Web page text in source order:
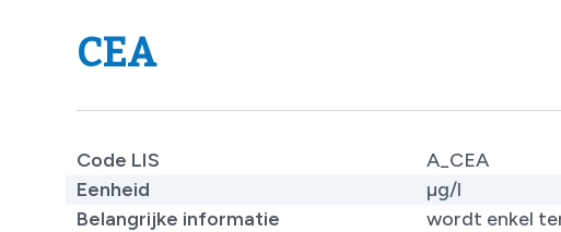
CEA
Code LIS
A_CEA
Eenheid
µg/l
Belangrijke informatie
wordt enkel